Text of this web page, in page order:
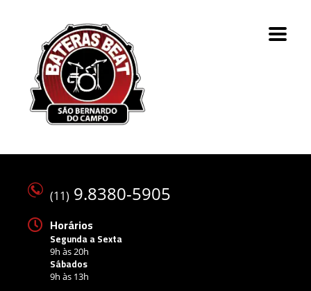
(11) 9.8380-5905
Horários
Segunda a Sexta
9h às 20h
Sábados
9h às 13h